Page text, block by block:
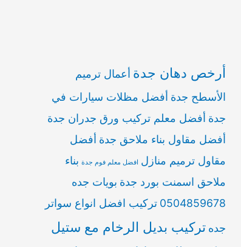
أرخص دهان جدة أعمال ترميم
الأسطح جدة أفضل مظلات سيارات في
جدة أفضل معلم تركيب ورق جدران جدة
أفضل مقاول بناء ملاحق جدة أفضل
مقاول ترميم منازل افضل معلم فوم جدة بناء
ملاحق اسمنت بورد جدة بويات جده
0504859678 تركيب افضل انواع سواتر
جده تركيب بديل الرخام مع ستيل